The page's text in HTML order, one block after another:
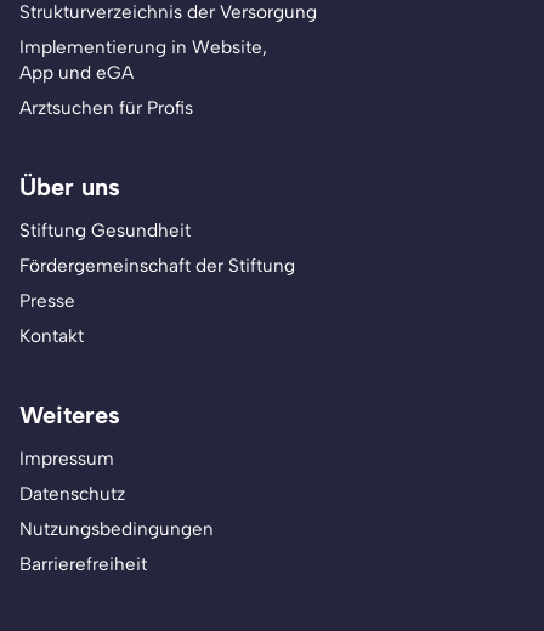
Strukturverzeichnis der Versorgung
Implementierung in Website,
App und eGA
Arztsuchen für Profis
Über uns
Stiftung Gesundheit
Fördergemeinschaft der Stiftung
Presse
Kontakt
Weiteres
Impressum
Datenschutz
Nutzungsbedingungen
Barrierefreiheit